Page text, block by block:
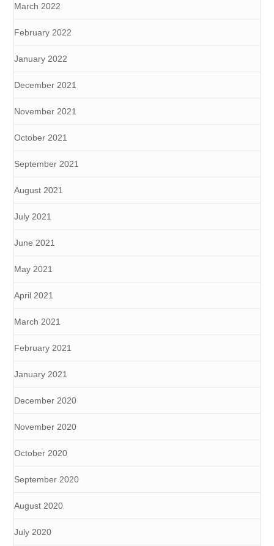
March 2022
February 2022
January 2022
December 2021
November 2021
October 2021
September 2021
August 2021
July 2021
June 2021
May 2021
April 2021
March 2021
February 2021
January 2021
December 2020
November 2020
October 2020
September 2020
August 2020
July 2020